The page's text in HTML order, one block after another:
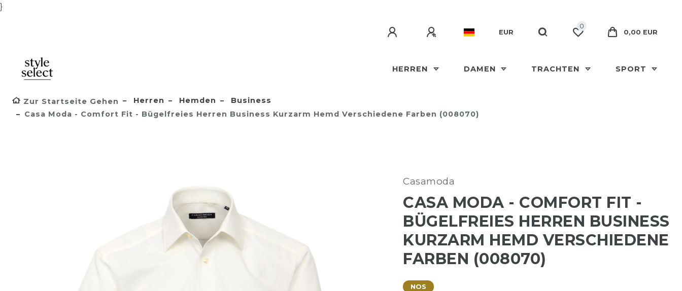
}
EUR
0
0,00 EUR
HERREN DAMEN TRACHTEN SPORT
Zur Startseite Gehen Herren Hemden
Business
Casa Moda - Comfort Fit - Bügelfreies Herren Business Kurzarm Hemd Verschiedene Farben (008070)
Casamoda
CASA MODA - COMFORT FIT -
BÜGELFREIES HERREN BUSINESS
KURZARM HEMD VERSCHIEDENE
FARBEN (008070)
NOS